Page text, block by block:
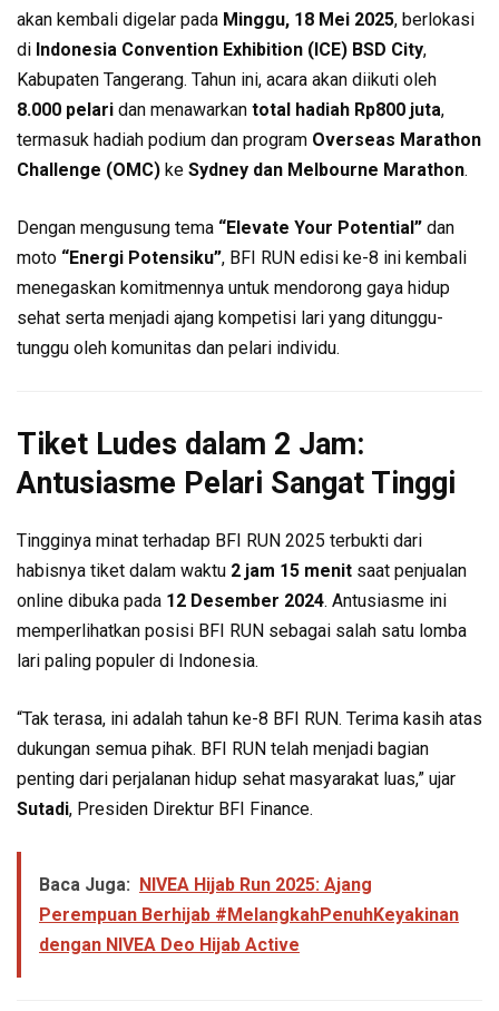
akan kembali digelar pada Minggu, 18 Mei 2025, berlokasi
di Indonesia Convention Exhibition (ICE) BSD City,
Kabupaten Tangerang. Tahun ini, acara akan diikuti oleh
8.000 pelari dan menawarkan total hadiah Rp800 juta,
termasuk hadiah podium dan program Overseas Marathon
Challenge (OMC) ke Sydney dan Melbourne Marathon.
Dengan mengusung tema “Elevate Your Potential” dan
moto “Energi Potensiku”, BFI RUN edisi ke-8 ini kembali
menegaskan komitmennya untuk mendorong gaya hidup
sehat serta menjadi ajang kompetisi lari yang ditunggu-
tunggu oleh komunitas dan pelari individu.
Tiket Ludes dalam 2 Jam:
Antusiasme Pelari Sangat Tinggi
Tingginya minat terhadap BFI RUN 2025 terbukti dari
habisnya tiket dalam waktu 2 jam 15 menit saat penjualan
online dibuka pada 12 Desember 2024. Antusiasme ini
memperlihatkan posisi BFI RUN sebagai salah satu lomba
lari paling populer di Indonesia.
“Tak terasa, ini adalah tahun ke-8 BFI RUN. Terima kasih atas
dukungan semua pihak. BFI RUN telah menjadi bagian
penting dari perjalanan hidup sehat masyarakat luas,” ujar
Sutadi, Presiden Direktur BFI Finance.
Baca Juga: NIVEA Hijab Run 2025: Ajang
Perempuan Berhijab #MelangkahPenuhKeyakinan
dengan NIVEA Deo Hijab Active